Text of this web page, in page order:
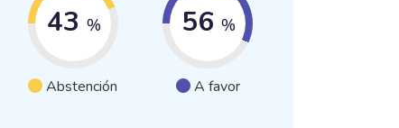
43 %
Abstención
56 %
A favor